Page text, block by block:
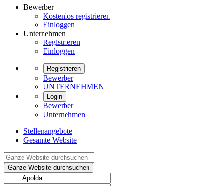
Bewerber
Kostenlos registrieren
Einloggen
Unternehmen
Registrieren
Einloggen
Registrieren
Bewerber
UNTERNEHMEN
Login
Bewerber
Unternehmen
Stellenangebote
Gesamte Website